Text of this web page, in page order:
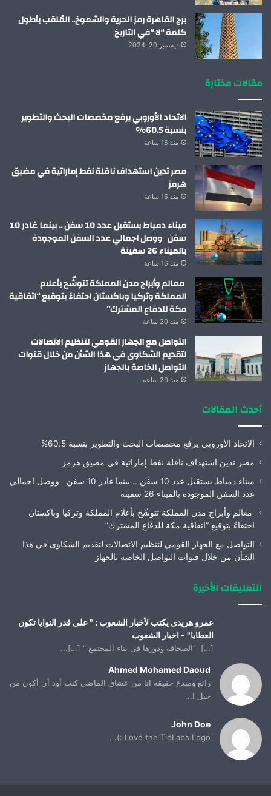
برج القاهرة رمز الحرية والشموخ.. المُلقب بأطول
كلمة “لا “في التاريخ
ديسمبر 20, 2024
مقالات مختارة
الاتحاد الأوروبي يرفع مخصصات البحث والتطوير
بنسبة 60.5%
منذ 15 ساعة
مصر تدين استهداف ناقلة نفط إماراتية في مضيق
هرمز
منذ 15 ساعة
ميناء دمياط يستقبل عدد 10 سفن .. بينما غادر 10
سفن ووصل اجمالي عدد السفن الموجودة
بالميناء 26 سفينة
منذ 16 ساعة
معالم وأبراج مدن المملكة تتوشّح بأعلام
المملكة وتركيا وباكستان احتفاءً بتوقيع “اتفاقية
مكة للدفاع المشترك”
منذ 20 ساعة
التواصل مع الجهاز القومي لتنظيم الاتصالات
لتقديم الشكاوى في هذا الشأن من خلال قنوات
التواصل الخاصة بالجهاز
منذ 20 ساعة
أحدث المقالات
الاتحاد الأوروبي يرفع مخصصات البحث والتطوير بنسبة 60.5%
مصر تدين استهداف ناقلة نفط إماراتية في مضيق هرمز
ميناء دمياط يستقبل عدد 10 سفن .. بينما غادر 10 سفن ووصل اجمالي
عدد السفن الموجودة بالميناء 26 سفينة
معالم وأبراج مدن المملكة تتوشّح بأعلام المملكة وتركيا وباكستان
احتفاءً بتوقيع “اتفاقية مكة للدفاع المشترك”
التواصل مع الجهاز القومي لتنظيم الاتصالات لتقديم الشكاوى في هذا
الشأن من خلال قنوات التواصل الخاصة بالجهاز
التعليقات الأخيرة
عمرو هريدى يكتب لأخبار الشعوب : " على قدر النوايا تكون
العطايا" - اخبار الشعوب
[…] “الصحافة ودورها فى بناء المجتمع “ […]...
Ahmed Mohamed Daoud
رائع ومبدع حقيقه انا من عشاق الماضي كنت أود أن أكون من
جيل ا...
John Doe
Love the TieLabs Logo :)...